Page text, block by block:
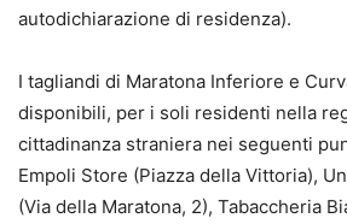
autodichiarazione di residenza).
I tagliandi di Maratona Inferiore e
disponibili, per i soli residenti nella
cittadinanza straniera nei seguenti
Empoli Store (Piazza della Vittoria),
(Via della Maratona, 2), Tabaccheria